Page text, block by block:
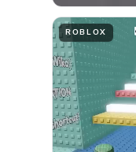
ROBLOX